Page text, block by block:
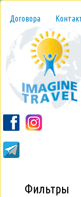
Договора
Фильтры